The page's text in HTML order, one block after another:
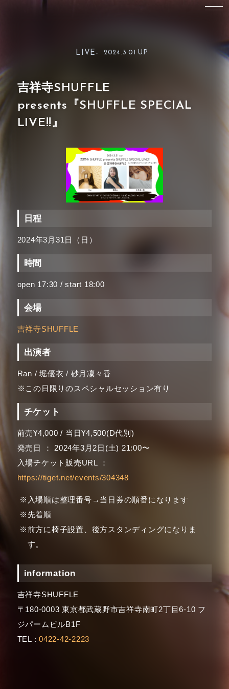
LIVE- 2024.3.01 UP
吉祥寺SHUFFLE
presents『SHUFFLE SPECIAL
LIVE!!』
日程
2024年3月31日（日）
時間
open 17:30 / start 18:00
会場
吉祥寺SHUFFLE
出演者
Ran / 堀優衣 / 砂月凜々香
※この日限りのスペシャルセッション有り
チケット
前売¥4,000 / 当日¥4,500(D代別)
発売日 ： 2024年3月2日(土) 21:00〜
入場チケット販売URL ：
https://tiget.net/events/304348
入場順は整理番号→当日券の順番になります
先着順
前方に椅子設置、後方スタンディングになりま
す。
information
吉祥寺SHUFFLE
〒180-0003 東京都武蔵野市吉祥寺南町2丁目6-10 フ
ジパームビルB1F
TEL :0422-42-2223